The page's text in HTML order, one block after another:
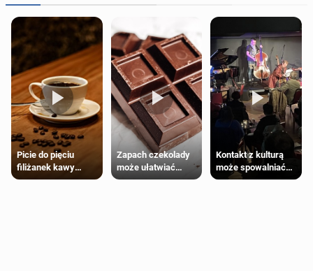
Picie do pięciu
filiżanek kawy
dziennie jest
Zapach czekolady
może ułatwiać
trening siłowy
Kontakt z kulturą
może spowalniać
starzenie